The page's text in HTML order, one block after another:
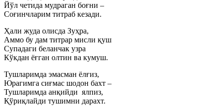
Йўл четида мудраган боғни –
Соғинчларим титраб кезади.
Ҳали жуда олисда Зуҳра,
Аммо бу дам титрар мисли қуш
Супадаги беланчак узра
Кўкдан ёғган олтин ва кумуш.
Тушларимда эмасман ёлғиз,
Юрагимга сиғмас шодон бахт –
Тушларимда анқийди ялпиз,
Қўриқлайди тушимни дарахт.